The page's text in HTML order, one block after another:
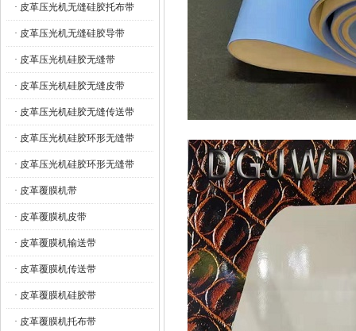
· 皮革压光机无缝硅胶托布带
· 皮革压光机无缝硅胶导带
· 皮革压光机硅胶无缝带
· 皮革压光机硅胶无缝皮带
· 皮革压光机硅胶无缝传送带
· 皮革压光机硅胶环形无缝带
· 皮革压光机硅胶环形无缝带
· 皮革覆膜机带
· 皮革覆膜机皮带
· 皮革覆膜机输送带
· 皮革覆膜机传送带
· 皮革覆膜机硅胶带
· 皮革覆膜机托布带